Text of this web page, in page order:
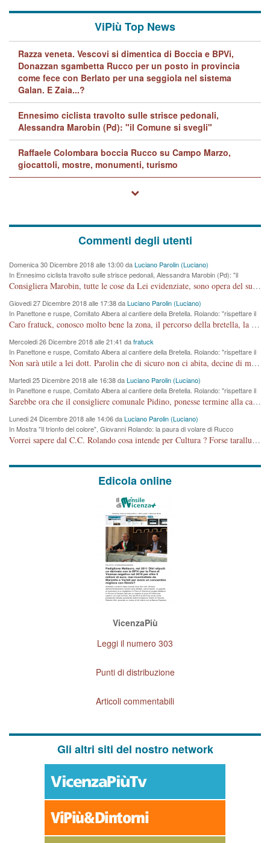
ViPiù Top News
Razza veneta. Vescovi si dimentica di Boccia e BPVi,
Donazzan sgambetta Rucco per un posto in provincia
come fece con Berlato per una seggiola nel sistema
Galan. E Zaia...?
Ennesimo ciclista travolto sulle strisce pedonali,
Alessandra Marobin (Pd): "il Comune si svegli"
Raffaele Colombara boccia Rucco su Campo Marzo,
giocattoli, mostre, monumenti, turismo
Commenti degli utenti
Domenica 30 Dicembre 2018 alle 13:00 daLuciano Parolin (Luciano)
In Ennesimo ciclista travolto sulle strisce pedonali, Alessandra Marobin (Pd): "il
Comune si svegli"
Consigliera Marobin, tutte le cose da Lei evidenziate, sono opera del suo ex Assessore e compagno di Partito Antonio Marco Dalla Pozza Assessore alla "progettazione" di piste ciclabili e altre porcherie. A lui manderei il conto da saldare per incidenti e danni alle persone. E' ora che "finiamola." Avete perso rassegnatevi. qui IL SINDACO RUCCO NON C'ENTRA PER NIENTE. CAPITO!!!!!!!! Amen.
Giovedi 27 Dicembre 2018 alle 17:38 daLuciano Parolin (Luciano)
In Panettone e ruspe, Comitato Albera al cantiere della Bretella. Rolando: "rispettare il
cronoprogramma"
Caro fratuck, conosco molto bene la zona, il percorso della bretella, la situazione dei cittadini, abito in Viale Trento. A partire dal 2003 ho partecipato al Comitato di Maddalene pro bretella, e a riunioni propositive per apportare modifiche al progetto. Numerose mie foto del territorio sono arrivate a Roma, altri miei interventi (non graditi dalla Sx) sono stati pubblicati dal GdV, assieme ad altri come Ciro Asproso, ora favorevole alla bretella. Ho partecipato alla raccolta firme per la chiusura della strada x 5 giorni eseguita dal Sindaco Hullwech per sforamento 180 Micro/g. Pertanto come impegno per la tematica sono apposto con la coscienza. Ora il Progetto è partito, fine! Voglio dire che la nuova Giunta "comunale" non c'entra più. L'opera sarà "malauguratamente" eseguita, ma non con il mio placet. Il Consigliere Comunale dovrebbe capire che la campagna elettorale è finita, con buona pace di tutti. Quello che invece dovrebbe interessare è la proprietà della strada, dall'uscita autostradale Ovest, sino alla Rotatoria dell'Albara, vi sono tre possessori: Autostrade SpA; La Provincia, il Comune. Come la mettiamo per il futuro ? I costi, da 50 sono saliti a 100 milioni di € come dire 20 milioni a KM (!) da non credere. Comunque si farà. Ma nessuno canti Vittoria, anzi meglio non farne un ulteriore fatto "partitico" per questioni elettorali o di seggio. Se mi manda la sua mail, sono disponibile ad inviare i documenti e le foto sopra descritte. Con ossequi, Luciano Parolin
Mercoledi 26 Dicembre 2018 alle 21:41 dafratuck
In Panettone e ruspe, Comitato Albera al cantiere della Bretella. Rolando: "rispettare il
cronoprogramma"
Non sarà utile a lei dott. Parolin che di sicuro non ci abita, decine di migliaia di TIR, automobili e padroncini che passano quotidianamente per una strada appena rotabile, non è più possibile stendere i panni, attraversare la strada senza rischiare la morte, le case stanno crepando, i tempi sono cambiati e la bretella non passerà assolutamente per maddalene (ma cosa sta a dire?!), dia invece responsabilità a chi ha costruito tagliando la strada che doveva invece terminare a isola vicentina e non al moracchino lasciando Motta di Costabissara ancora in panne di traffico. I tempi sono cambiati dottore e se l'anagrafe della vita stagna nell'essere umano impressioni conservatrici, la società non le considera perchè va avanti, si industrializza e ha bisogno di infrastrutture e di sviluppo. Ultima considerazione, se è geloso di Rolando perchè vede in lui solo campagne politiche mentre si difendono i SOLI diritti dei cittadini, la preghiamo faccia considerazioni più appropriate. Saluti e complimenti per i suoi scritti.
Martedi 25 Dicembre 2018 alle 16:38 daLuciano Parolin (Luciano)
In Panettone e ruspe, Comitato Albera al cantiere della Bretella. Rolando: "rispettare il
cronoprogramma"
Sarebbe ora che il consigliere comunale Pidino, ponesse termine alla campagna elettorale nel territorio del suo seggio Villaggio del Sole. La tiraca è iniziata, distruggerà 6 km di prateria ovest della città, ricca di fonti e sorgenti d'acqua. I cittadini di Maddalene non avranno più Pace la notte. Molta colpa per la costruzione di questa Strada è proprio del signor Rolando,dei suoi gazebo mobili e che vuol far passare questa opera VANDALICA come progetto "utile" a chi ? Non è cosa seria sig. Rolando!
Lunedi 24 Dicembre 2018 alle 14:06 daLuciano Parolin (Luciano)
In Mostra "Il trionfo del colore", Giovanni Rolando: la paura di volare di Rucco
Vorrei sapere dal C.C. Rolando cosa intende per Cultura ? Forse tarallucci, vino e sagre, o spaghetti tricolori del PD ? Il continuo (s)parlare della mostra a Palazzo Chiericati caro consigliere DANNEGGIA FORTEMENTE l'immagine della città TUTTA e fa deviare i consensi che in RUSSIA (badi bene ex U.R.S.S.) sono ECCELLENTI. A livello artistico l'evento è di alta Valenza culturale, COMPITO di Tutta la Cittadinanza fare il possibile per propagandare l'iniziativa senza farne UN CASO PARTITICO come fa Lei da sempre. Meno Gazebo + Partecipazione! E così sia. Amen.
Edicola online
VicenzaPiù
Leggi il numero 303
Punti di distribuzione
Articoli commentabili
Gli altri siti del nostro network